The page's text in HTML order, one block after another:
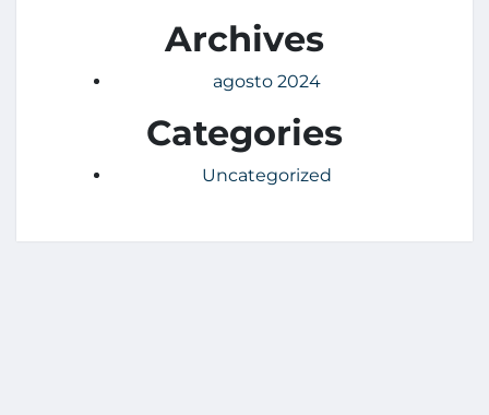
Archives
agosto 2024
Categories
Uncategorized